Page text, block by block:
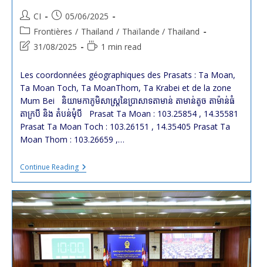
Post
author:
CI
Post
published:
05/06/2025
Post
category:
Frontières / Thailand / Thaïlande / Thailand
Post
modified:
31/08/2025
Reading1 min read
Les coordonnées géographiques des Prasats : Ta Moan,
Ta Moan Toch, Ta MoanThom, Ta Krabei et de la zone
Mum Bei និយាមកាភូមិសាស្ត្រនៃប្រាសាទតាមាន់ តាមាន់តូច តាម៉ាន់ធំ
តាក្របី និង តំបន់មុំបី Prasat Ta Moan : 103.25854 , 14.35581
Prasat Ta Moan Toch : 103.26151 , 14.35405 Prasat Ta
Moan Thom : 103.26659 ,…
Continue ReadingLes
Coordonnées
Géographiques
Des
Trois
Prasats
Ta
Moan,
Ta
Moan
Toch,